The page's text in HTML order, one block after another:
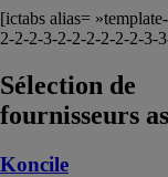
[ictabs alias=
2-2-2-3-2-2-2-2-2-2-3-
Sélection de
fournisseurs
Koncile